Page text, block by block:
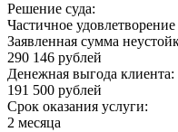
Решение суда:
Частичное удовлетворение
Заявленная сумма
290 146 рублей
Денежная выгода клиента:
191 500 рублей
Срок оказания услуги:
2 месяца